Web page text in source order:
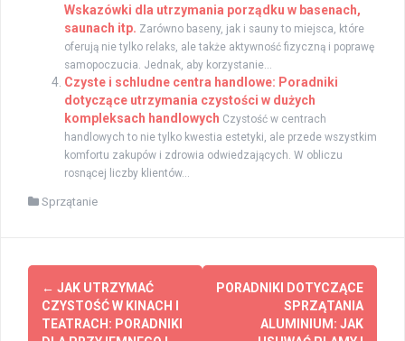
Wskazówki dla utrzymania porządku w basenach,
saunach itp. Zarówno baseny, jak i sauny to miejsca, które
oferują nie tylko relaks, ale także aktywność fizyczną i poprawę
samopoczucia. Jednak, aby korzystanie...
Czyste i schludne centra handlowe: Poradniki
dotyczące utrzymania czystości w dużych
kompleksach handlowych Czystość w centrach
handlowych to nie tylko kwestia estetyki, ale przede wszystkim
komfortu zakupów i zdrowia odwiedzających. W obliczu
rosnącej liczby klientów...
Sprzątanie
Zobacz
wpisy
← JAK UTRZYMAĆ
CZYSTOŚĆ W KINACH I
TEATRACH: PORADNIKI
PORADNIKI DOTYCZĄCE
SPRZĄTANIA
ALUMINIUM: JAK